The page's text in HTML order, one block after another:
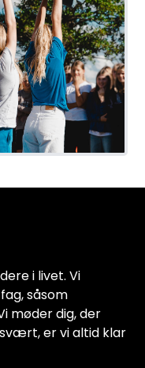
i livet. Vi
såsom
møder dig, der
er vi altid klar